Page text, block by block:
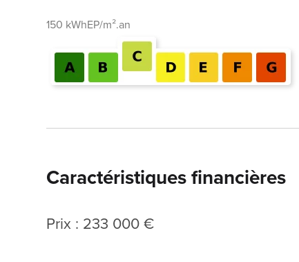
150 kWhEP/m².an
Caractéristiques financières
Prix : 233 000 €